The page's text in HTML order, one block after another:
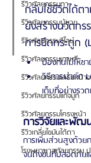
รีวิวศัลยกรรมตา
รีวิวศัลยกรรมผู้ชาย
รีวิวศัลยกรรมวีไลน์
รีวิวศัลยกรรมเกาหลี
รีวิวศัลยกรรมเสริมหน้า
รีวิวศัลยกรรมแก้จมูก
รีวิวศัลยกรรมโครงหน้า
รีวิวเกลี่ยไขมันใต้ตา
โรงพยาบาลศัลยกรรม ป
กลับใช้ชีวิตได้ต
ยังสร้างนวัตกร
การยึดกระดูก
ป้องกันไม่ให้ช
วิธีการผ่าตัด
เต็มที่อย่างรวด
การวิจัยและพัฒ
การเพิ่มส่วนสูงด้วย
จนถึงขั้นที่ปลอดภัยแ